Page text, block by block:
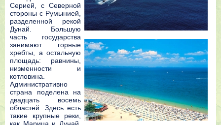
Серией, с Северной
стороны с Румынией,
разделенной рекой
Дунай. Большую
часть государства
занимают горные
хребты, а остальную
площадь: равнины,
низменности и
котловина.
Административно
страна поделена на
двадцать восемь
областей. Здесь есть
такие крупные реки,